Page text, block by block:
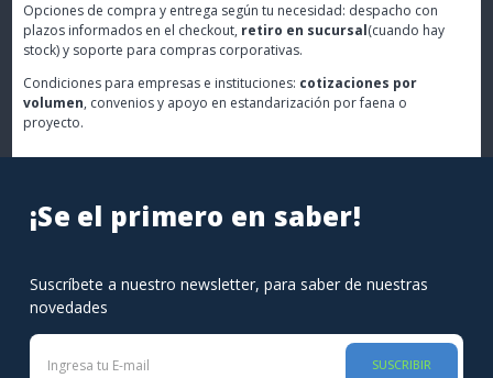
Opciones de compra y entrega según tu necesidad: despacho con
plazos informados en el checkout, retiro en sucursal(cuando hay
stock) y soporte para compras corporativas.
Condiciones para empresas e instituciones: cotizaciones por
volumen, convenios y apoyo en estandarización por faena o
proyecto.
¡Se el primero en saber!
Suscríbete a nuestro newsletter, para saber de nuestras
novedades
SUSCRIBIR